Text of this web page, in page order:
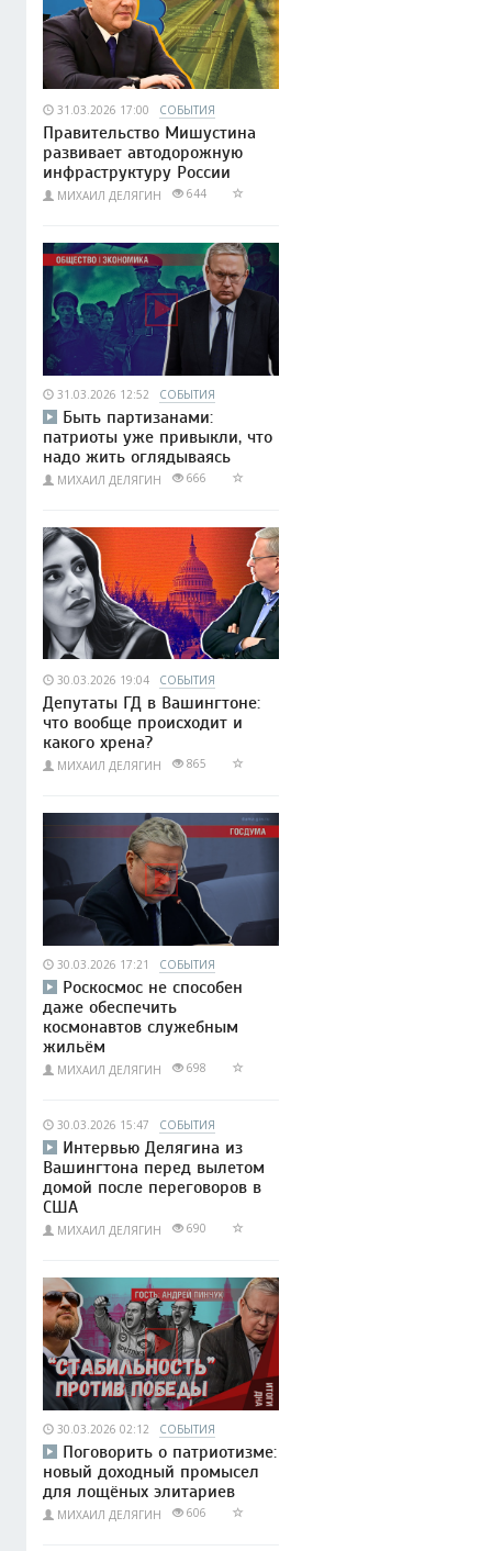
31.03.2026 17:00 СОБЫТИЯ
Правительство Мишустина
развивает автодорожную
инфраструктуру России
МИХАИЛ ДЕЛЯГИН 644
31.03.2026 12:52 СОБЫТИЯ
Быть партизанами:
патриоты уже привыкли, что
надо жить оглядываясь
МИХАИЛ ДЕЛЯГИН 666
30.03.2026 19:04 СОБЫТИЯ
Депутаты ГД в Вашингтоне:
что вообще происходит и
какого хрена?
МИХАИЛ ДЕЛЯГИН 865
30.03.2026 17:21 СОБЫТИЯ
Роскосмос не способен
даже обеспечить
космонавтов служебным
жильём
МИХАИЛ ДЕЛЯГИН 698
30.03.2026 15:47 СОБЫТИЯ
Интервью Делягина из
Вашингтона перед вылетом
домой после переговоров в
США
МИХАИЛ ДЕЛЯГИН 690
30.03.2026 02:12 СОБЫТИЯ
Поговорить о патриотизме:
новый доходный промысел
для лощёных элитариев
МИХАИЛ ДЕЛЯГИН 606